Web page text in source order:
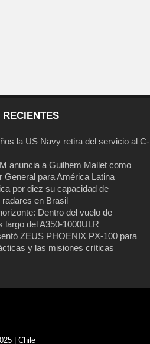
la US Navy retira del servicio al C-
anuncia a Guilhem Mallet como
General para América Latina
por diez su capacidad de
en Brasil
Dentro del vuelo de
largo del A350-1000ULR
ZEUS PHOENIX PX-100 para
y las misiones críticas
| Chile